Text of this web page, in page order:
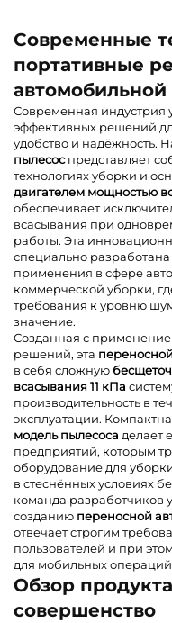
Современные
портативные
автомобильной
Современная индустрия
эффективных решений
удобство и надёжность.
пылесоспредставляет
технологиях уборки и
двигателем мощностью
обеспечивает
всасывания при
работы. Эта
специально
применения в сфере
коммерческой уборки,
требования к уровню
значение.
Созданная с
решений, эта
в себя сложную
всасывания 11 кПа
производительность в
эксплуатации.
модель пылесоса делает
предприятий, которым
оборудование для
в стеснённых условиях
команда разработчиков
созданию переносной
отвечает строгим
пользователей и при
для мобильных
Обзор
совершенство